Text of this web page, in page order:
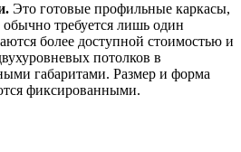
Это готовые профильные каркасы,
требуется лишь один
более доступной стоимостью и
потолков в
габаритами. Размер и форма
фиксированными.